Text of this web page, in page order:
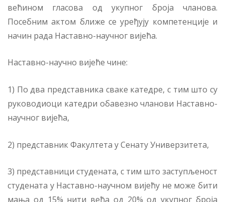
већином гласова од укупног броја чланова.
Посебним актом ближе се уређују компетенције и
начин рада Наставно-научног вијећа.
Наставно-научно вијеће чине:
1) По два представника сваке катедре, с тим што су
руководиоци катедри обавезно чланови Наставно-
научног вијећа,
2) представник Факултета у Сенату Универзитета,
3) представници студената, с тим што заступљеност
студената у Наставно-научном вијећу не може бити
мања од 15% нити већа од 20% од укупног броја